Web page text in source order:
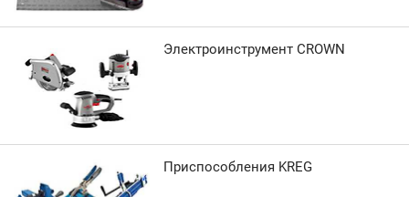
Электроинструмент CROWN
Приспособления KREG